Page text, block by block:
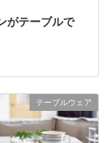
がテーブルで
テーブルウェア